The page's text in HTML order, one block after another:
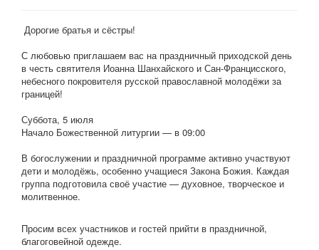
Дорогие братья и сёстры!
С любовью приглашаем вас на праздничный приходской день
в честь святителя Иоанна Шанхайского и Сан-Францисского,
небесного покровителя русской православной молодёжи за
границей!
Суббота, 5 июля
Начало Божественной литургии — в 09:00
В богослужении и праздничной программе активно участвуют
дети и молодёжь, особенно учащиеся Закона Божия. Каждая
группа подготовила своё участие — духовное, творческое и
молитвенное.
Просим всех участников и гостей прийти в праздничной,
благоговейной одежде.